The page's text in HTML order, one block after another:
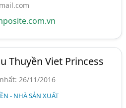
Thuyền Viet Princess
26/11/2016
- NHÀ SẢN XUẤT